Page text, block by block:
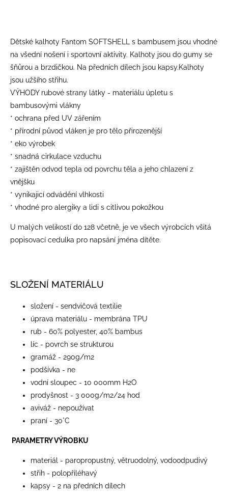
Dětské kalhoty Fantom SOFTSHELL s bambusem jsou vhodné
na všední nošení i sportovní aktivity. Kalhoty jsou do gumy se
šňůrou a brzdičkou. Na předních dílech jsou kapsy.Kalhoty
jsou užšího střihu.
VÝHODY rubové strany látky - materiálu úpletu s
bambusovými vlákny
* ochrana před UV zářením
* přírodní původ vláken je pro tělo přirozenější
* eko výrobek
* snadná cirkulace vzduchu
* zajištěn odvod tepla od povrchu těla a jeho chlazení z
vnějšku
* vynikajicí odvádění vlhkosti
* vhodné pro alergiky a lidi s citlivou pokožkou
U malých velikostí do 128 včetně, je ve všech výrobcích všitá
popisovací cedulka pro napsání jména dítěte.
SLOŽENÍ MATERIÁLU
složení - sendvičová textilie
úprava materiálu - membrána TPU
rub - 60% polyester, 40% bambus
líc - povrch se strukturou
gramáž - 290g/m2
podšívka - ne
vodní sloupec - 10 000mm H2O
prodyšnost - 3 000g/m2/24 hod
aviváž - nepoužívat
praní - 30°C
PARAMETRY VÝROBKU
materiál - paropropustný, větruodolný, vodoodpudivý
střih - polopřiléhavý
kapsy - 2 na předních dílech